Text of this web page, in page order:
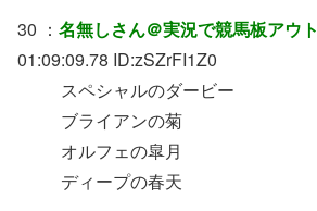
30 ： 名無しさん＠実況で競馬板アウト
01:09:09.78 ID:zSZrFI1Z0
スペシャルのダービー
ブライアンの菊
オルフェの皐月
ディープの春天